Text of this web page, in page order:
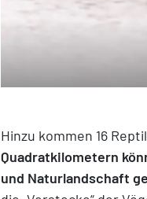
Hinzu kommen 16
Quadratkilometern
und Naturlandschaft